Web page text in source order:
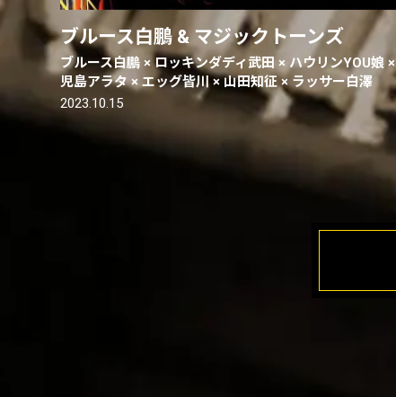
ブルース白鵬 & マジックトーンズ
ブルース白鵬 × ロッキンダディ武田 × ハウリンYOU娘 ×
児島アラタ × エッグ皆川 × 山田知征 × ラッサー白澤
2023.10.15